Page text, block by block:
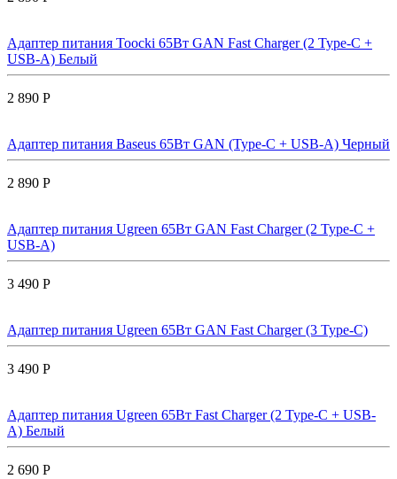
Адаптер питания Toocki 65Вт GAN Fast Charger (2 Type-C +
USB-A) Белый
2 890 Р
Адаптер питания Baseus 65Вт GAN (Type-C + USB-A) Черный
2 890 Р
Адаптер питания Ugreen 65Вт GAN Fast Charger (2 Type-C +
USB-A)
3 490 Р
Адаптер питания Ugreen 65Вт GAN Fast Charger (3 Type-C)
3 490 Р
Адаптер питания Ugreen 65Вт Fast Charger (2 Type-C + USB-
A) Белый
2 690 Р